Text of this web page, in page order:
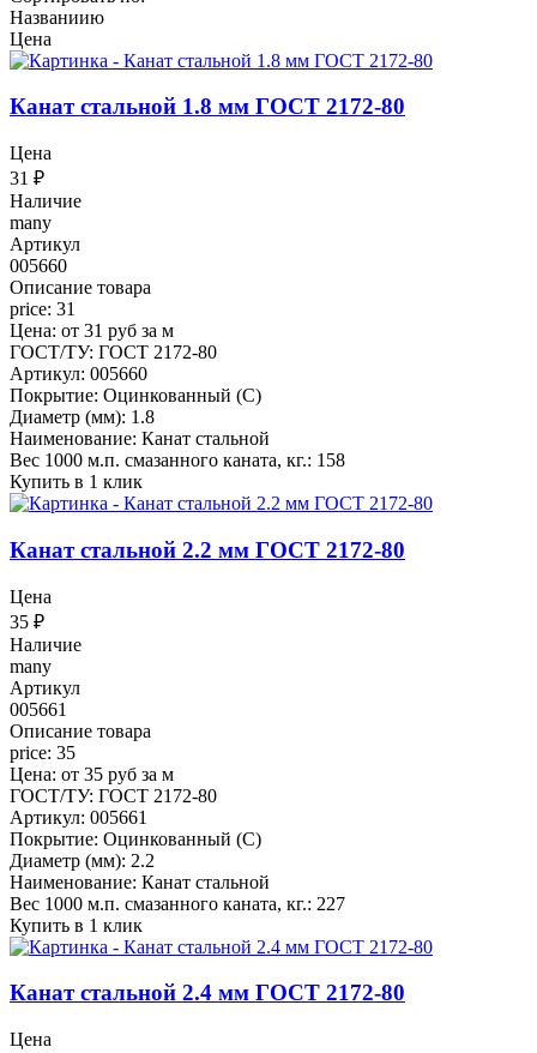
Названиию
Цена
Канат стальной 1.8 мм ГОСТ 2172-80
Цена
31 ₽
Наличие
many
Артикул
005660
Описание товара
price: 31
Цена: от 31 руб за м
ГОСТ/ТУ: ГОСТ 2172-80
Артикул: 005660
Покрытие: Оцинкованный (С)
Диаметр (мм): 1.8
Наименование: Канат стальной
Вес 1000 м.п. смазанного каната, кг.: 158
Купить в 1 клик
Канат стальной 2.2 мм ГОСТ 2172-80
Цена
35 ₽
Наличие
many
Артикул
005661
Описание товара
price: 35
Цена: от 35 руб за м
ГОСТ/ТУ: ГОСТ 2172-80
Артикул: 005661
Покрытие: Оцинкованный (С)
Диаметр (мм): 2.2
Наименование: Канат стальной
Вес 1000 м.п. смазанного каната, кг.: 227
Купить в 1 клик
Канат стальной 2.4 мм ГОСТ 2172-80
Цена